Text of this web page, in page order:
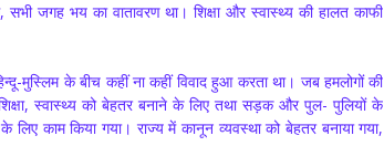
जगह भय का वातावरण था। शिक्षा और स्वास्थ्य की हालत काफी
मुस्लिम के बीच कहीं ना कहीं विवाद हुआ करता था। जब हमलोगों की
स्वास्थ्य को बेहतर बनाने के लिए तथा सड़क और पुल- पुलियों के
के लिए काम किया गया। राज्य में कानून व्यवस्था को बेहतर बनाया गया,